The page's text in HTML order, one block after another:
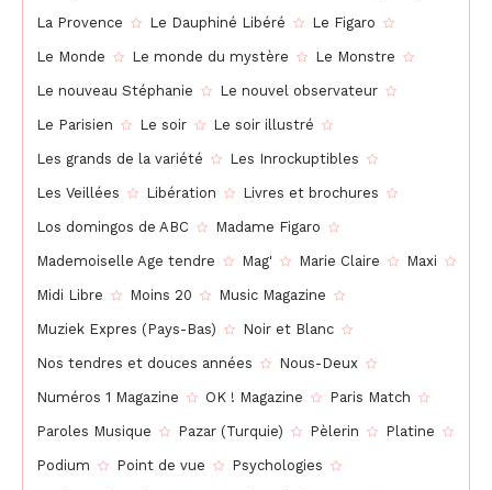
La Provence Le Dauphiné Libéré Le Figaro
Le Monde Le monde du mystère Le Monstre
Le nouveau Stéphanie Le nouvel observateur
Le Parisien Le soir Le soir illustré
Les grands de la variété Les Inrockuptibles
Les Veillées Libération Livres et brochures
Los domingos de ABC Madame Figaro
Mademoiselle Age tendre Mag' Marie Claire Maxi
Midi Libre Moins 20 Music Magazine
Muziek Expres (Pays-Bas) Noir et Blanc
Nos tendres et douces années Nous-Deux
Numéros 1 Magazine OK ! Magazine Paris Match
Paroles Musique Pazar (Turquie) Pèlerin Platine
Podium Point de vue Psychologies